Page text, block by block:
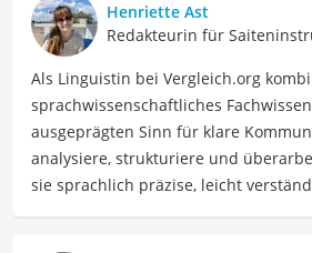
Henriette Ast
Redakteurin für
Als Linguistin bei Vergleich.org
sprachwissenschaftliches
ausgeprägten Sinn für klare
analysiere, strukturiere und
sie sprachlich präzise, leicht